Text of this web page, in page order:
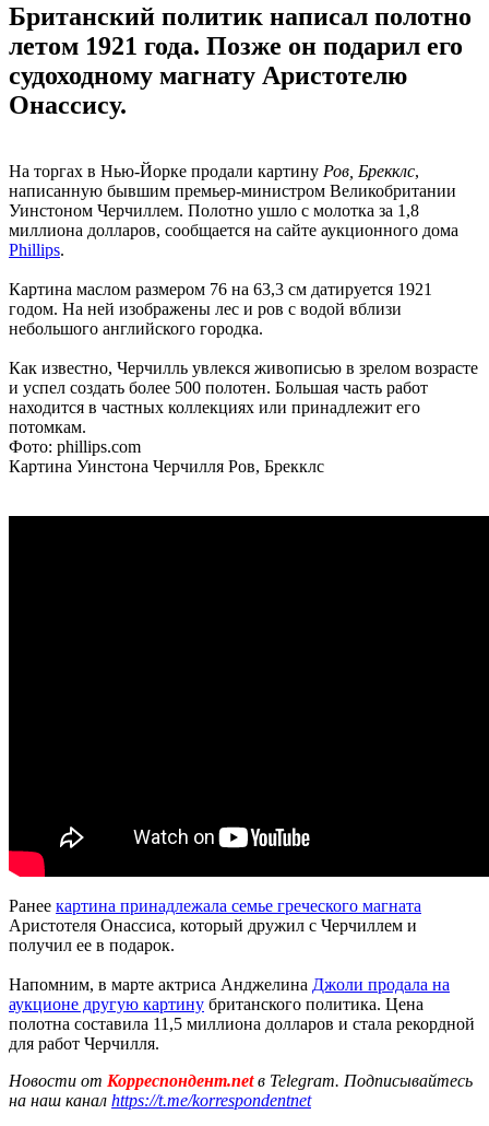
Британский политик написал полотно
летом 1921 года. Позже он подарил его
судоходному магнату Аристотелю
Онассису.
На торгах в Нью-Йорке продали картину Ров, Брекклс,
написанную бывшим премьер-министром Великобритании
Уинстоном Черчиллем. Полотно ушло с молотка за 1,8
миллиона долларов, сообщается на сайте аукционного дома
Phillips.
Картина маслом размером 76 на 63,3 см датируется 1921
годом. На ней изображены лес и ров с водой вблизи
небольшого английского городка.
Как известно, Черчилль увлекся живописью в зрелом возрасте
и успел создать более 500 полотен. Большая часть работ
находится в частных коллекциях или принадлежит его
потомкам.
Фото: phillips.com
Картина Уинстона Черчилля Ров, Брекклс
Ранее картина принадлежала семье греческого магната
Аристотеля Онассиса, который дружил с Черчиллем и
получил ее в подарок.
Напомним, в марте актриса Анджелина Джоли продала на
аукционе другую картину британского политика. Цена
полотна составила 11,5 миллиона долларов и стала рекордной
для работ Черчилля.
Новости от Корреспондент.netв Telegram. Подписывайтесь
на наш канал https://t.me/korrespondentnet